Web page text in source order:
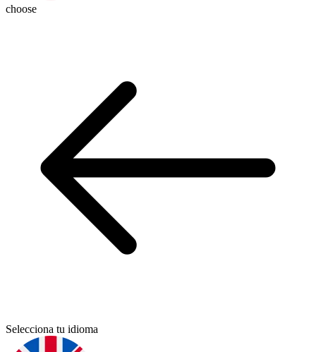
choose
Selecciona tu idioma